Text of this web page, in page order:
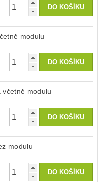
modulu
včetně modulu
modulu